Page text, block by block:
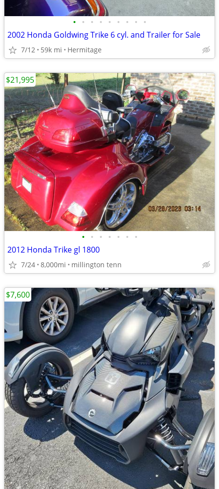
• • • • • • • • •
2002 Honda Goldwing Trike 6 cyl. and Trailer for Sale
7/12 59k mi Hermitage
• • • • • • •
2012 Honda Trike gl 1800
7/24 8,000mi millington tenn
$21,995
$7,600